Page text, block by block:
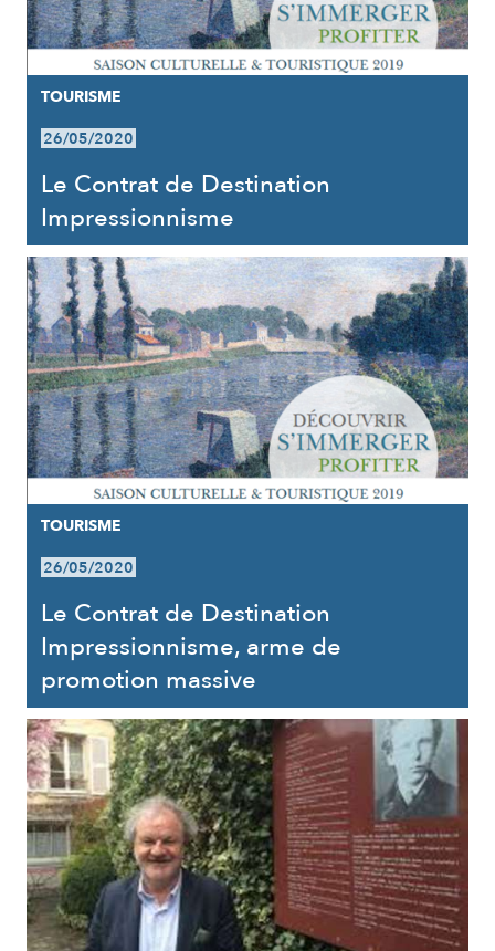
TOURISME
26/05/2020
Le Contrat de Destination
Impressionnisme
TOURISME
26/05/2020
Le Contrat de Destination
Impressionnisme, arme de
promotion massive